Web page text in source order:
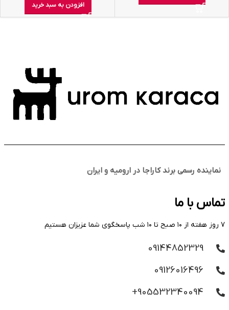
افزودن به سبد خرید
نماینده رسمی برند کاراجا در ارومیه و ایران
تماس با ما
۷ روز هفته از ۱۰ صبح تا ۱۰ شب پاسخگوی شما عزیزان هستیم
09144852329
09126016496
905532340094+